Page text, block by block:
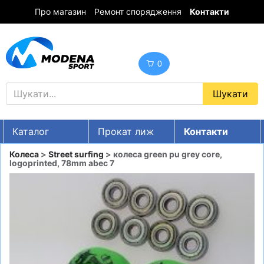
Про магазин Ремонт спорядження Контакти
0
Каталог Прокат лиж
Контакти
UA RU EN
Знижки
Колеса > Street surfing > колеса green pu grey core,
logoprinted, 78mm abec 7